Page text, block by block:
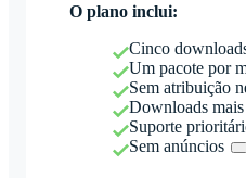
O plano inclui:
Cinco
Um pacote por
Sem atribuição
Downloads
Suporte
Sem anúncios